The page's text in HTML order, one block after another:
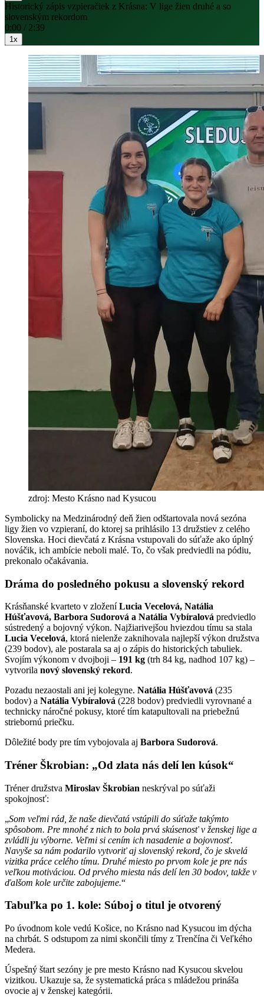
Historický zápis vzpieračiek z Krásna: V lige žien druhé a so
slovenským rekordom
0:00 / 2:39
1x
zdroj: Mesto Krásno nad Kysucou
Symbolicky na Medzinárodný deň žien odštartovala nová sezóna
ligy žien vo vzpieraní, do ktorej sa prihlásilo 13 družstiev z celého
Slovenska. Hoci dievčatá z Krásna vstupovali do súťaže ako úplný
nováčik, ich ambície neboli malé. To, čo však predviedli na pódiu,
prekonalo očakávania.
Dráma do posledného pokusu a slovenský rekord
Krásňanské kvarteto v zloženíLucia Vecelová, Natália
Húšťavová, Barbora Sudorová a Natália Vybíralová predviedlo
sústredený a bojovný výkon. Najžiarivejšou hviezdou tímu sa stala
Lucia Vecelová, ktorá nielenže zaknihovala najlepší výkon družstva
(239 bodov), ale postarala sa aj o zápis do historických tabuliek.
Svojím výkonom v dvojboji – 191 kg (trh 84 kg, nadhod 107 kg) –
vytvorila nový slovenský rekord.
Pozadu nezaostali ani jej kolegyne. Natália Húšťavová (235
bodov) a Natália Vybíralová (228 bodov) predviedli vyrovnané a
technicky náročné pokusy, ktoré tím katapultovali na priebežnú
striebornú priečku.
Dôležité body pre tím vybojovala aj Barbora Sudorová.
Tréner Škrobian: „Od zlata nás delí len kúsok“
Tréner družstva Miroslav Škrobian neskrýval po súťaži
spokojnosť:
„Som veľmi rád, že naše dievčatá vstúpili do súťaže takýmto
spôsobom. Pre mnohé z nich to bola prvá skúsenosť v ženskej lige a
zvládli ju výborne. Veľmi si cením ich nasadenie a bojovnosť.
Navyše sa nám podarilo vytvoriť aj slovenský rekord, čo je skvelá
vizitka práce celého tímu. Druhé miesto po prvom kole je pre nás
veľkou motiváciou. Od prvého miesta nás delí len 30 bodov, takže v
ďalšom kole určite zabojujeme.“
Tabuľka po 1. kole: Súboj o titul je otvorený
Po úvodnom kole vedú Košice, no Krásno nad Kysucou im dýcha
na chrbát. S odstupom za nimi skončili tímy z Trenčína či Veľkého
Medera.
Úspešný štart sezóny je pre mesto Krásno nad Kysucou skvelou
vizitkou. Ukazuje sa, že systematická práca s mládežou prináša
ovocie aj v ženskej kategórii.